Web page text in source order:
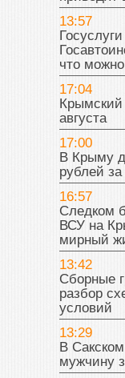
13:57
что
17:04
Крымский
августа
17:00
В Крыму
рублей
16:57
Следком
ВСУ на
мирный
13:42
Сборные
разбор
условий
13:29
В
мужчину